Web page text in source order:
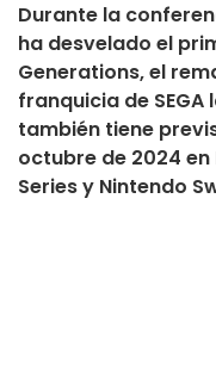
Durante la
ha desvelado el
Generations, el
franquicia de SEGA
también tiene
octubre de 2024 en
Series y Nintendo